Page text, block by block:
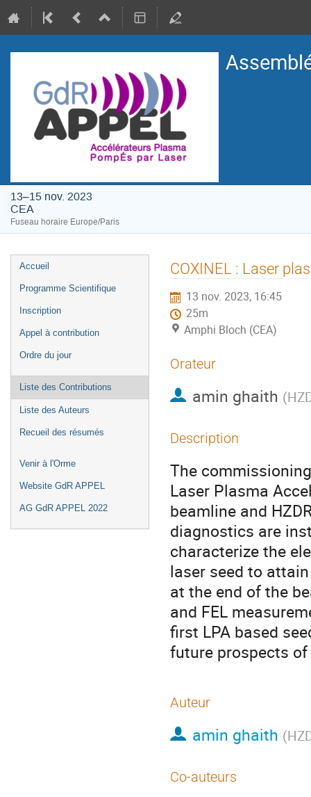
13–15 nov. 2023
CEA
Fuseau horaire Europe/Paris
Menu
de
Accueil
Programme Scientifique
Inscription
Appel à contribution
Ordre du jour
Liste des Contributions
Liste des Auteurs
Recueil des résumés
Venir à l'Orme
Website GdR APPEL
AG GdR APPEL 2022
COXINEL : Laser
13 nov. 2023, 16:45
25m
Amphi Bloch (CEA)
Orateur
amin ghaith (
Description
The
Laser Plasma
beamline and
diagnostics are
characterize the
laser seed to
at the end of the
and FEL
first LPA based
future prospects of
Auteur
amin ghaith (
Co-auteurs